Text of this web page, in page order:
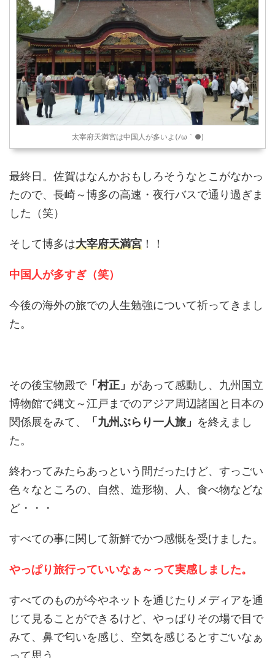
太宰府天満宮は中国人が多いよ(ﾉω｀●)
最終日。佐賀はなんかおもしろそうなとこがなかっ
たので、長崎～博多の高速・夜行バスで通り過ぎま
した（笑）
そして博多は大宰府天満宮 ！！
中国人が多すぎ（笑）
今後の海外の旅での人生勉強について祈ってきまし
た。
その後宝物殿で「村正」 があって感動し、九州国立
博物館で縄文～江戸までのアジア周辺諸国と日本の
関係展をみて、
「九州ぶらり一人旅」 を終えまし
た。
終わってみたらあっという間だったけど、すっごい
色々なところの、自然、造形物、人、食べ物などな
ど・・・
すべての事に関して新鮮でかつ感慨を受けました。
やっぱり旅行っていいなぁ～って実感しました。
すべてのものが今やネットを通じたりメディアを通
じて見ることができるけど、やっぱりその場で目で
みて、鼻で匂いを感じ、空気を感じるとすごいなぁ
って思う。